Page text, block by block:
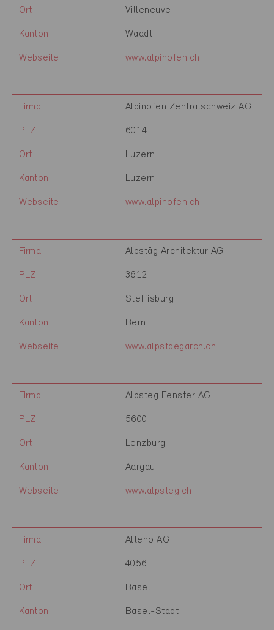
Ort Villeneuve
Kanton Waadt
Webseite www.alpinofen.ch
Firma Alpinofen Zentralschweiz AG
PLZ 6014
Ort Luzern
Kanton Luzern
Webseite www.alpinofen.ch
Firma Alpstäg Architektur AG
PLZ 3612
Ort Steffisburg
Kanton Bern
Webseite www.alpstaegarch.ch
Firma Alpsteg Fenster AG
PLZ 5600
Ort Lenzburg
Kanton Aargau
Webseite www.alpsteg.ch
Firma Alteno AG
PLZ 4056
Ort Basel
Kanton Basel-Stadt